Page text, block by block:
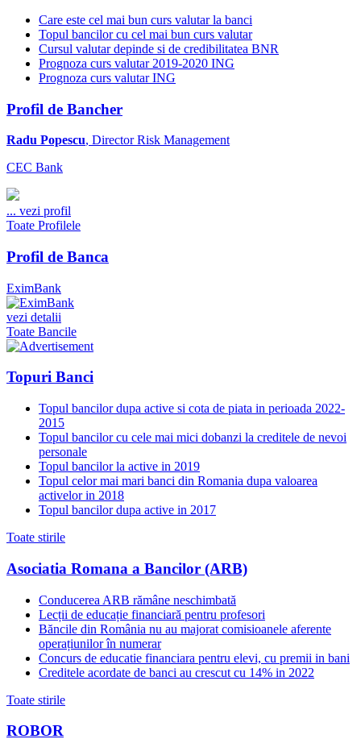
Care este cel mai bun curs valutar la banci
Topul bancilor cu cel mai bun curs valutar
Cursul valutar depinde si de credibilitatea BNR
Prognoza curs valutar 2019-2020 ING
Prognoza curs valutar ING
Profil de Bancher
Radu Popescu, Director Risk Management
CEC Bank
... vezi profil
Toate Profilele
Profil de Banca
EximBank
vezi detalii
Toate Bancile
Topuri Banci
Topul bancilor dupa active si cota de piata in perioada 2022-
2015
Topul bancilor cu cele mai mici dobanzi la creditele de nevoi
personale
Topul bancilor la active in 2019
Topul celor mai mari banci din Romania dupa valoarea
activelor in 2018
Topul bancilor dupa active in 2017
Toate stirile
Asociatia Romana a Bancilor (ARB)
Conducerea ARB rămâne neschimbată
Lecții de educație financiară pentru profesori
Băncile din România nu au majorat comisioanele aferente
operațiunilor în numerar
Concurs de educatie financiara pentru elevi, cu premii in bani
Creditele acordate de banci au crescut cu 14% in 2022
Toate stirile
ROBOR